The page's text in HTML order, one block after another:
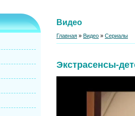
Видео
Главная » Видео » Сериалы
Экстрасенсы-